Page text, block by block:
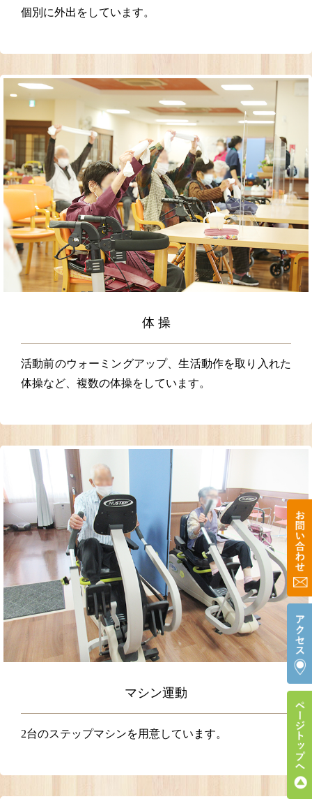
個別に外出をしています。
体 操
活動前のウォーミングアップ、生活動作を取り入れた
体操など、複数の体操をしています。
マシン運動
2台のステップマシンを用意しています。